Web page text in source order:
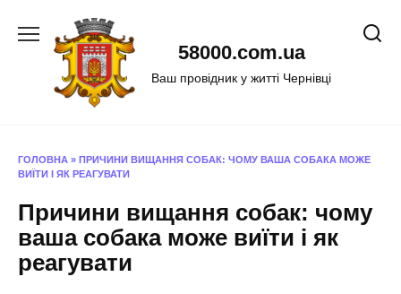
58000.com.ua
Ваш провідник у житті Чернівці
ГОЛОВНА » ПРИЧИНИ ВИЩАННЯ СОБАК: ЧОМУ ВАША СОБАКА МОЖЕ
ВИЇТИ І ЯК РЕАГУВАТИ
Причини вищання собак: чому
ваша собака може виїти і як
реагувати